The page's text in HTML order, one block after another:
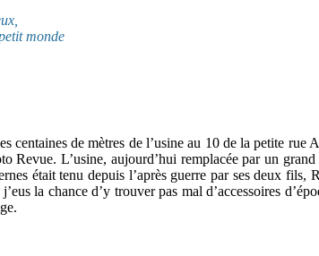
monde
centaines de mètres de l’usine au 10 de la petite rue
Revue. L’usine, aujourd’hui remplacée par un
était tenu depuis l’après guerre par ses deux fils,
la chance d’y trouver pas mal d’accessoires